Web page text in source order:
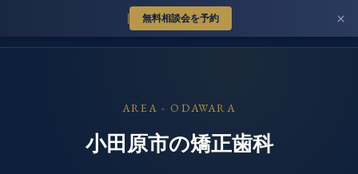
無料相談会を予約 ×
MIRISE ORTHODONTICS OISO
AREA - ODAWARA
小田原市の矯正歯科